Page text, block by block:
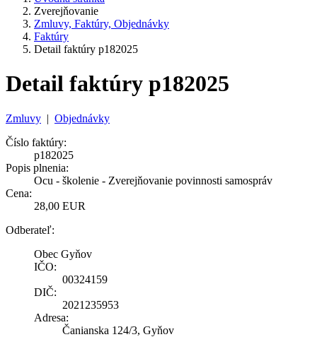
Zverejňovanie
Zmluvy, Faktúry, Objednávky
Faktúry
Detail faktúry p182025
Detail faktúry p182025
Zmluvy | Objednávky
Číslo faktúry:
p182025
Popis plnenia:
Ocu - školenie - Zverejňovanie povinnosti samospráv
Cena:
28,00 EUR
Odberateľ:
Obec Gyňov
IČO:
00324159
DIČ:
2021235953
Adresa:
Čanianska 124/3, Gyňov